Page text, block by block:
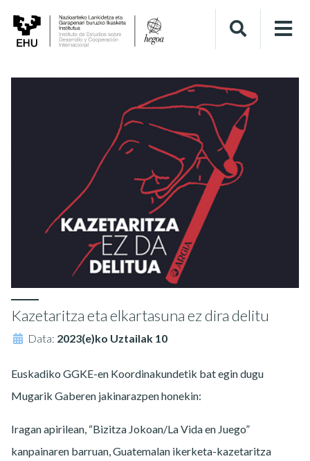
Kazetaritza eta elkartasuna ez dira delitu
Data: 2023(e)ko Uztailak 10
Euskadiko GGKE-en Koordinakundetik bat egin dugu
Mugarik Gaberen jakinarazpen honekin:
Iragan apirilean, “Bizitza Jokoan/La Vida en Juego”
kanpainaren barruan, Guatemalan ikerketa-kazetaritza